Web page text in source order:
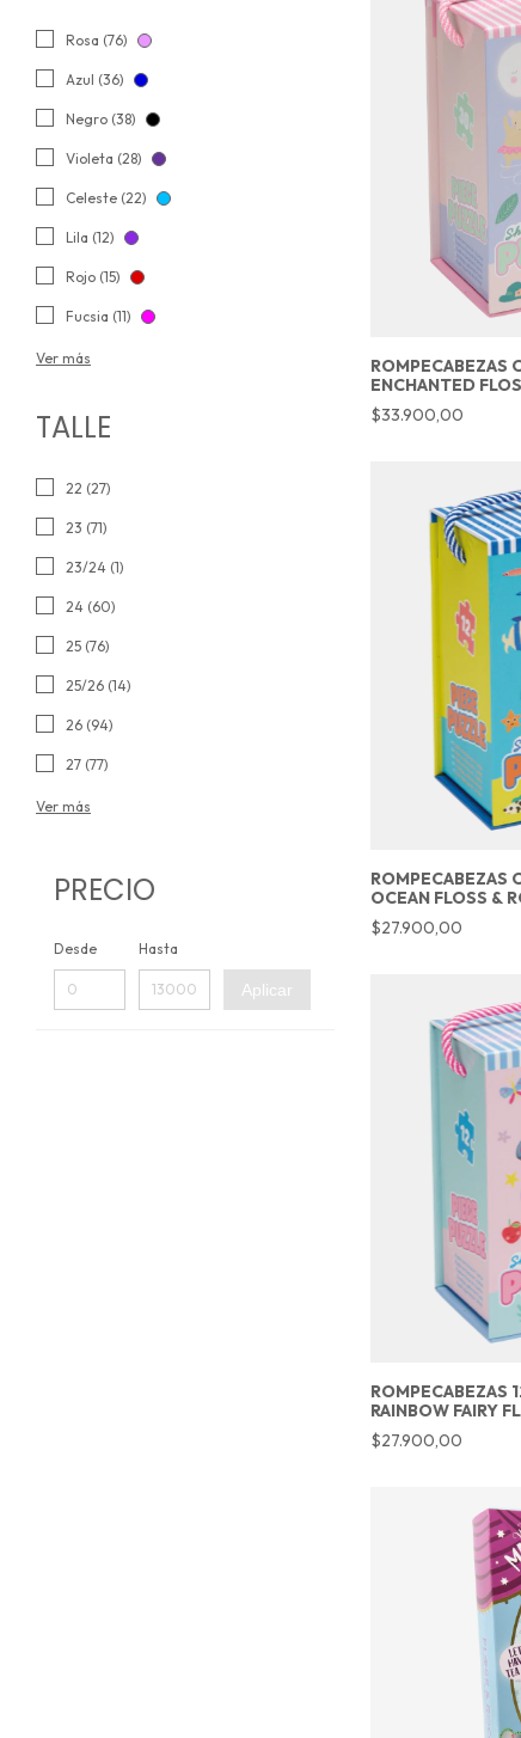
Rosa (76)
Azul (36)
Negro (38)
Violeta (28)
Celeste (22)
Lila (12)
Rojo (15)
Fucsia (11)
Ver más
TALLE
22 (27)
23 (71)
23/24 (1)
24 (60)
25 (76)
25/26 (14)
26 (94)
27 (77)
Ver más
PRECIO
Desde Hasta
Aplicar
ROMPECABEZAS
ENCHANTED
$33.900,00
ROMPECABEZAS
OCEAN FLOSS &
$27.900,00
ROMPECABEZAS
RAINBOW FAIRY
$27.900,00